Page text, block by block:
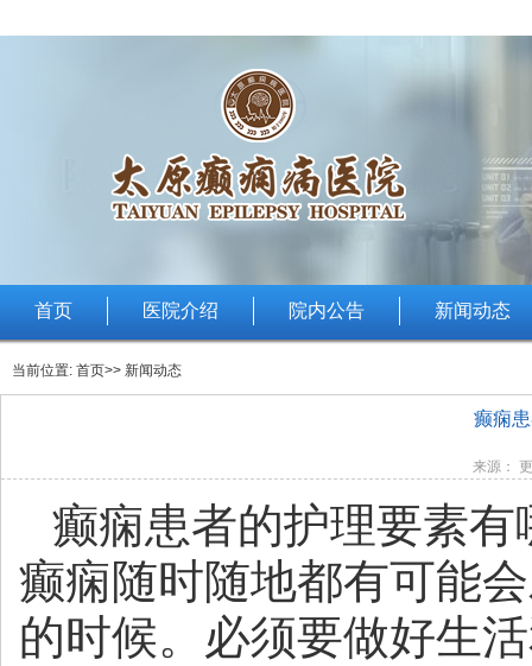
首页 医院介绍 院内公告 新闻动态
当前位置: 首页>> 新闻动态
癫痫
来源：
癫痫患者的护理要素
癫痫随时随地都有可能
的时候。必须要做好生